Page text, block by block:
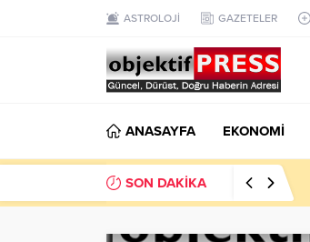
ASTROLOJİ GAZETELER
ANASAYFA EKONOMİ
SON DAKİKA